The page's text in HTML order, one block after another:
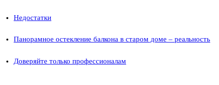
Недостатки
Панорамное остекление балкона в старом доме – реальность
Доверяйте только профессионалам